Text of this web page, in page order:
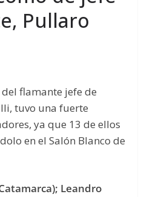
Pullaro
flamante jefe de
tuvo una fuerte
ya que 13 de ellos
en el Salón Blanco de
Leandro